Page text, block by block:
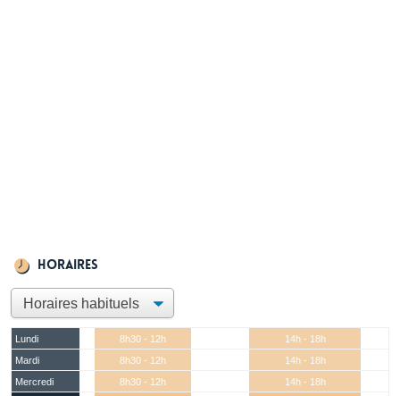
Horaires
Lundi 8h30 - 12h
14h - 18h
Mardi
8h30 - 12h
14h - 18h
Mercredi
8h30 - 12h
14h - 18h